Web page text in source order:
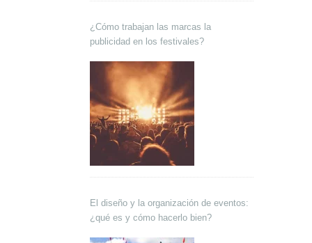
¿Cómo trabajan las marcas la
publicidad en los festivales?
El diseño y la organización de eventos:
¿qué es y cómo hacerlo bien?